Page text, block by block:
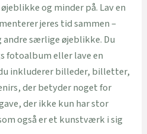
og minder på. Lav en
jeres tid sammen –
andre særlige øjeblikke. Du
fotoalbum eller lave en
inkluderer billeder, billetter,
der betyder noget for
der ikke kun har stor
også er et kunstværk i sig